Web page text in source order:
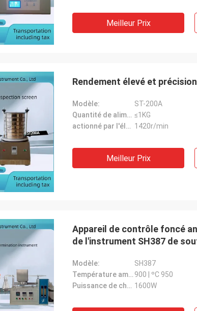
Meilleur Prix
Rendement élevé et
Modèle:
ST-200A
Quantité de alimentation: ≤1KG
actionné par l'électricité machinespeed: 1420r/min
Meilleur Prix
Appareil de contrôle foncé
de l'instrument SH387 de
Modèle:
SH387
Température ambiante: 900 | ºC 950
Puissance de chauffage: 1600W